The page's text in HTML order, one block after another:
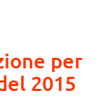
per
2015